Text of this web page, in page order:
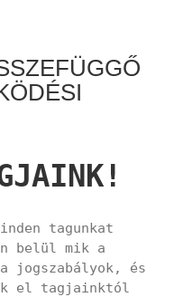
tagunkat
belül mik a
jogszabályok, és
el tagjainktól